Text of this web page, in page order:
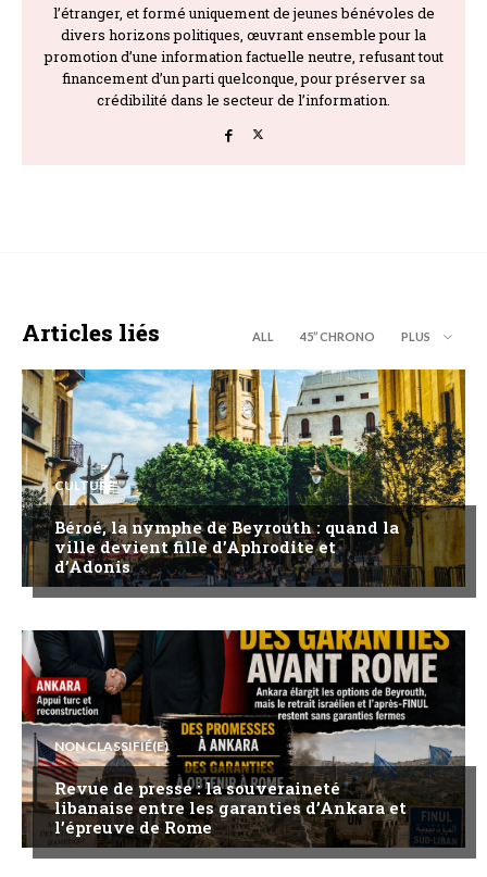
l’étranger, et formé uniquement de jeunes bénévoles de
divers horizons politiques, œuvrant ensemble pour la
promotion d’une information factuelle neutre, refusant tout
financement d’un parti quelconque, pour préserver sa
crédibilité dans le secteur de l’information.
Articles liés ALL 45’’ CHRONO PLUS
CULTURE
Béroé, la nymphe de Beyrouth : quand la
ville devient fille d’Aphrodite et
d’Adonis
NON CLASSIFIÉ(E)
Revue de presse : la souveraineté
libanaise entre les garanties d’Ankara et
l’épreuve de Rome